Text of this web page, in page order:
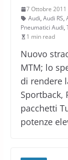
7 Ottobre 2011
Audi, Audi RS,
Pneumatici Audi,
1 min read
Nuovo
MTM; lo
di rendere
Sportback,
pacchetti
potenze